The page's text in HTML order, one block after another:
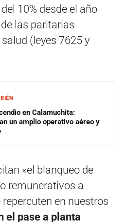
10% desde el año
las paritarias
(leyes 7625 y
en Calamuchita:
un amplio operativo aéreo y
«el blanqueo de
remunerativos a
en nuestros
el pase a planta